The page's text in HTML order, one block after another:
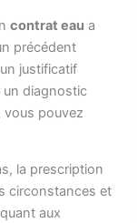
contrat eau a
précédent
justificatif
un diagnostic
vous pouvez
la prescription
circonstances et
aux